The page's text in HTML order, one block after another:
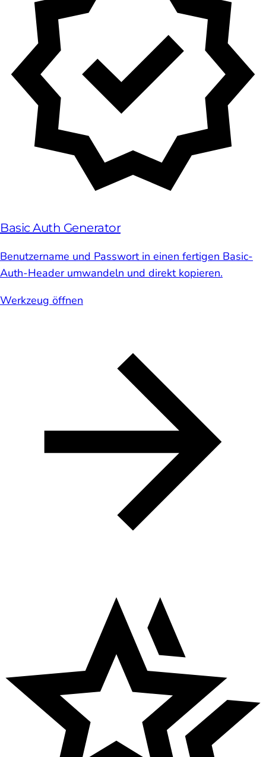
Basic Auth Generator
Benutzername und Passwort in einen fertigen Basic-
Auth-Header umwandeln und direkt kopieren.
Werkzeug öffnen